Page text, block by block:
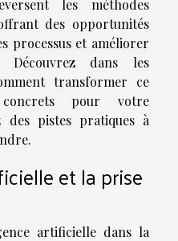
les méthodes
des opportunités
processus et améliorer
dans les
transformer ce
pour votre
des pistes pratiques à
et la prise
artificielle dans la